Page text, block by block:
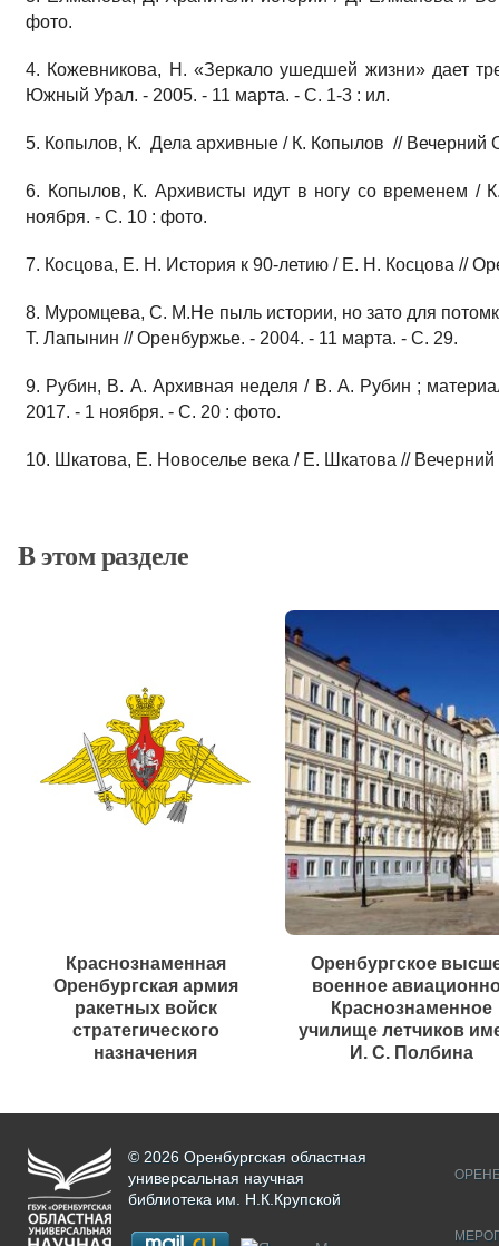
фото.
4. Кожевникова, Н. «Зеркало ушедшей жизни» дает
Южный Урал. - 2005. - 11 марта. - С. 1-3 : ил.
5. Копылов, К. Дела архивные / К. Копылов // Вечерний
6. Копылов, К. Архивисты идут в ногу со временем /
ноября. - С. 10 : фото.
7. Косцова, Е. Н. История к 90-летию / Е. Н. Косцова //
8. Муромцева, С. М.Не пыль истории, но зато для
Т. Лапынин // Оренбуржье. - 2004. - 11 марта. - С. 29.
9. Рубин, В. А. Архивная неделя / В. А. Рубин ;
2017. - 1 ноября. - С. 20 : фото.
10. Шкатова, Е. Новоселье века / Е. Шкатова //
В этом разделе
Краснознаменная
Оренбургская армия
ракетных войск
стратегического
назначения
Оренбургское
военное
Краснознаменное
училище летчиков
И. С. Полбина
© 2026 Оренбургская областная
универсальная научная
библиотека им. Н.К.Крупской